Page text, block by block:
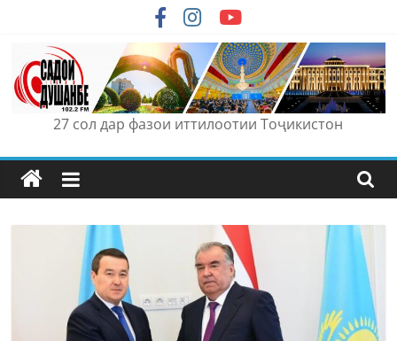
content
27 сол дар фазои иттилоотии Тоҷикистон